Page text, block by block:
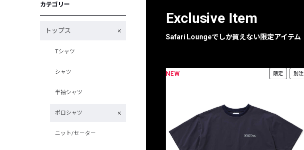
カテゴリー
トップス
Tシャツ
シャツ
半袖シャツ
ポロシャツ
ニット/セーター
Exclusive Item
Safari Loungeでしか買えない限定アイテム
NEW 限定 別注